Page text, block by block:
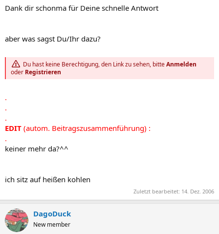
Dank dir schonma für Deine schnelle Antwort
aber was sagst Du/Ihr dazu?
Du hast keine Berechtigung, den Link zu sehen, bitteAnmelden
oder Registrieren
.
.
.
EDIT (autom. Beitragszusammenführung) :
.
keiner mehr da?^^
ich sitz auf heißen kohlen
Zuletzt bearbeitet: 14. Dez. 2006
DagoDuck
New member